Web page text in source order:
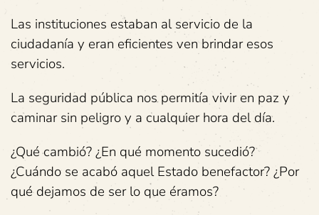
Las instituciones estaban al servicio de la
ciudadanía y eran eficientes ven brindar esos
servicios.
La seguridad pública nos permitía vivir en paz y
caminar sin peligro y a cualquier hora del día.
¿Qué cambió? ¿En qué momento sucedió?
¿Cuándo se acabó aquel Estado benefactor? ¿Por
qué dejamos de ser lo que éramos?